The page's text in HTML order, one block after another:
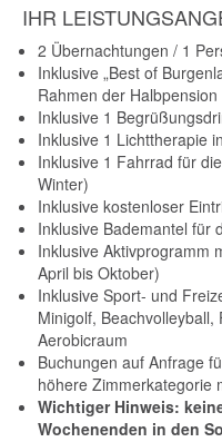
IHR
2 Übernachtungen / 1
Inklusive „Best of
Rahmen der Halbpension
Inklusive 1
Inklusive 1 Lichttherapie
Inklusive 1 Fahrrad für
Winter)
Inklusive kostenloser
Inklusive Bademantel für
Inklusive Aktivprogramm
April bis Oktober)
Inklusive Sport- und
Minigolf,
Aerobicraum
Buchungen auf Anfrage
höhere Zimmerkategorie
Wichtiger Hinweis:
Wochenenden in den